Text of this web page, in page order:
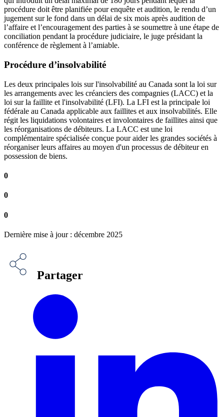
procédure doit être planifiée pour enquête et audition, le rendu d’un
jugement sur le fond dans un délai de six mois après audition de
l’affaire et l’encouragement des parties à se soumettre à une étape de
conciliation pendant la procédure judiciaire, le juge présidant la
conférence de règlement à l’amiable.
Procédure d’insolvabilité
Les deux principales lois sur l'insolvabilité au Canada sont la loi sur
les arrangements avec les créanciers des compagnies (LACC) et la
loi sur la faillite et l'insolvabilité (LFI). La LFI est la principale loi
fédérale au Canada applicable aux faillites et aux insolvabilités. Elle
régit les liquidations volontaires et involontaires de faillites ainsi que
les réorganisations de débiteurs. La LACC est une loi
complémentaire spécialisée conçue pour aider les grandes sociétés à
réorganiser leurs affaires au moyen d'un processus de débiteur en
possession de biens.
0
0
0
Dernière mise à jour : décembre 2025
Partager